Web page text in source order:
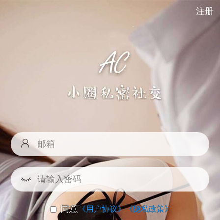
注册
同意《用户协议》《隐私政策》